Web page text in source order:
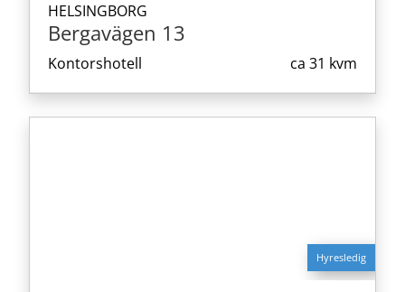
HELSINGBORG
Bergavägen 13
Kontorshotell ca 31 kvm
Hyresledig